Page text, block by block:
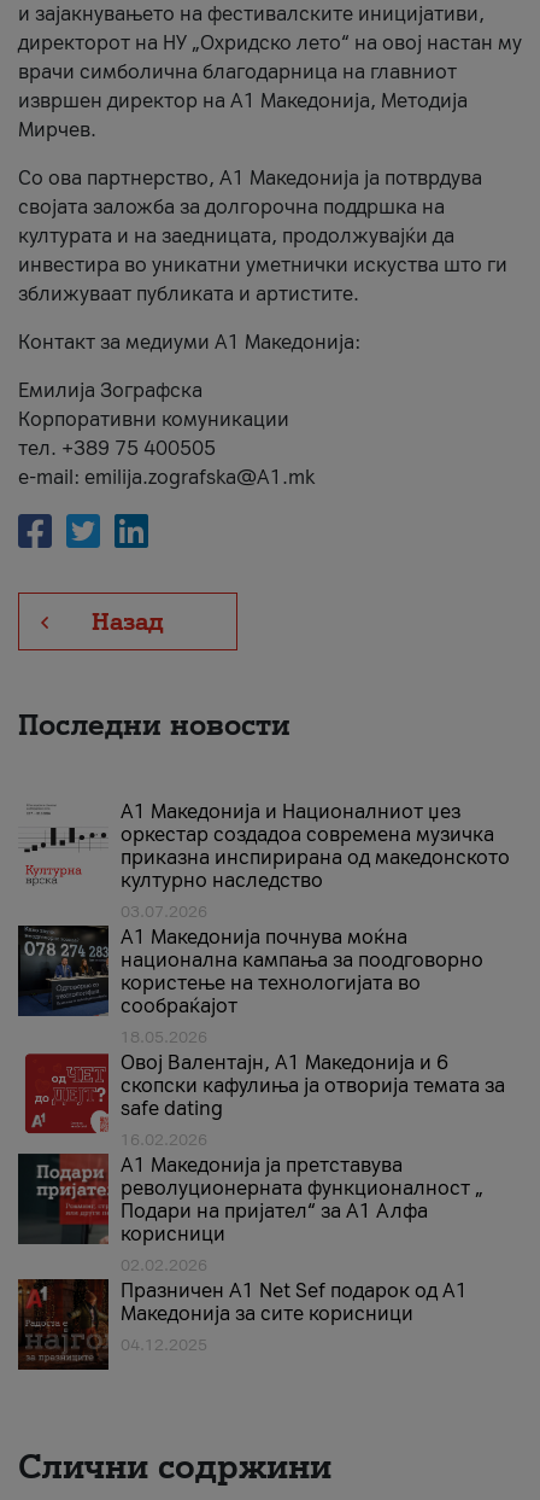
и зајакнувањето на фестивалските иницијативи,
директорот на НУ „Охридско лето“ на овој настан му
врачи симболична благодарница на главниот
извршен директор на A1 Македонија, Методија
Мирчев.
Со ова партнерство, A1 Македонија ја потврдува
својата заложба за долгорочна поддршка на
културата и на заедницата, продолжувајќи да
инвестира во уникатни уметнички искуства што ги
зближуваат публиката и артистите.
Контакт за медиуми А1 Македонија:
Емилија Зографска
Корпоративни комуникации
тел. +389 75 400505
e-mail: emilija.zografska@A1.mk
Назад
Последни новости
А1 Македонија и Националниот џез
оркестар создадоа современа музичка
приказна инспирирана од македонското
културно наследство
03.07.2026
A1 Македонија почнува моќна
национална кампања за поодговорно
користење на технологијата во
сообраќајот
18.05.2026
Овој Валентајн, A1 Македонија и 6
скопски кафулиња ја отворија темата за
safe dating
16.02.2026
А1 Македонија ја претставува
револуционерната функционалност „
Подари на пријател“ за А1 Алфа
корисници
02.02.2026
Празничен A1 Net Sеf подарок од А1
Македонија за сите корисници
04.12.2025
Слични содржини